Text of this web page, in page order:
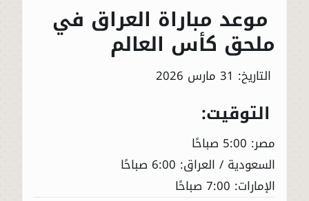
موعد مباراة العراق في
ملحق كأس العالم
التاريخ: 31 مارس 2026
التوقيت:
مصر: 5:00 صباحًا
السعودية / العراق: 6:00 صباحًا
الإمارات: 7:00 صباحًا